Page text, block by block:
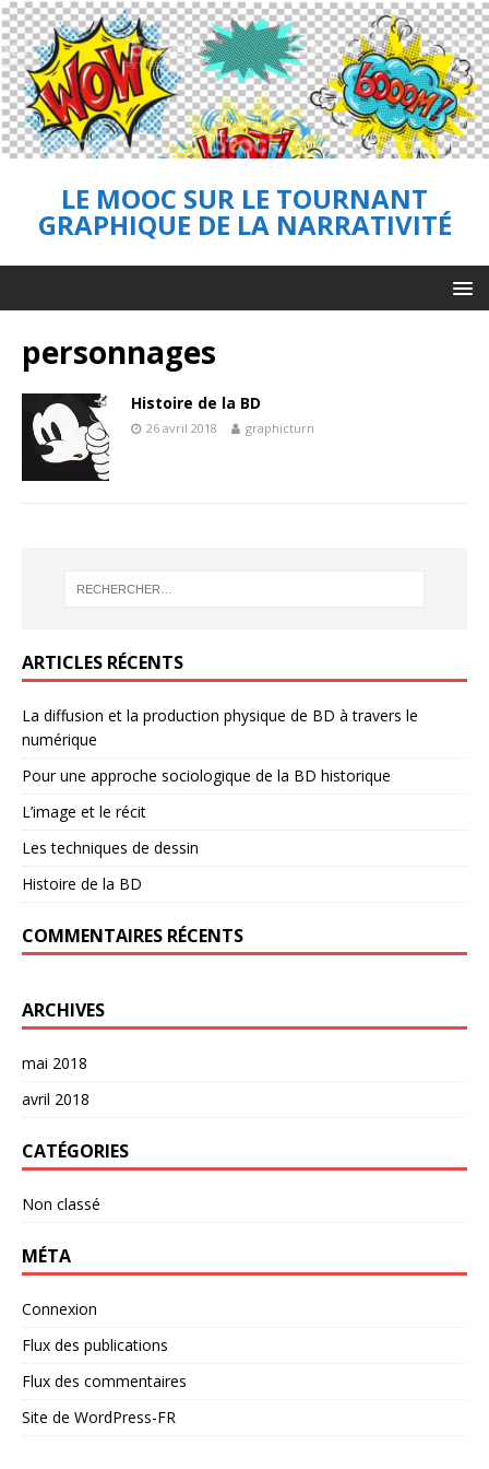
LE MOOC SUR LE TOURNANT
GRAPHIQUE DE LA NARRATIVITÉ
personnages
Histoire de la BD
26 avril 2018 graphicturn
ARTICLES RÉCENTS
La diffusion et la production physique de BD à travers le
numérique
Pour une approche sociologique de la BD historique
L’image et le récit
Les techniques de dessin
Histoire de la BD
COMMENTAIRES RÉCENTS
ARCHIVES
mai 2018
avril 2018
CATÉGORIES
Non classé
MÉTA
Connexion
Flux des publications
Flux des commentaires
Site de WordPress-FR